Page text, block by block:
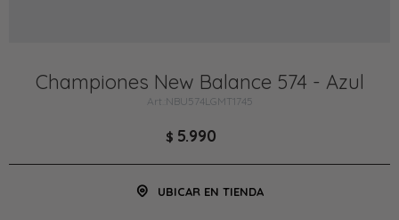
Championes New Balance 574 - Azul
NBU574LGMT1745
$ 5.990
UBICAR EN TIENDA